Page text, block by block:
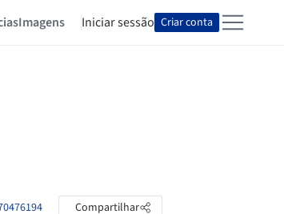
Imagens Iniciar sessão Criar conta
Compartilhar